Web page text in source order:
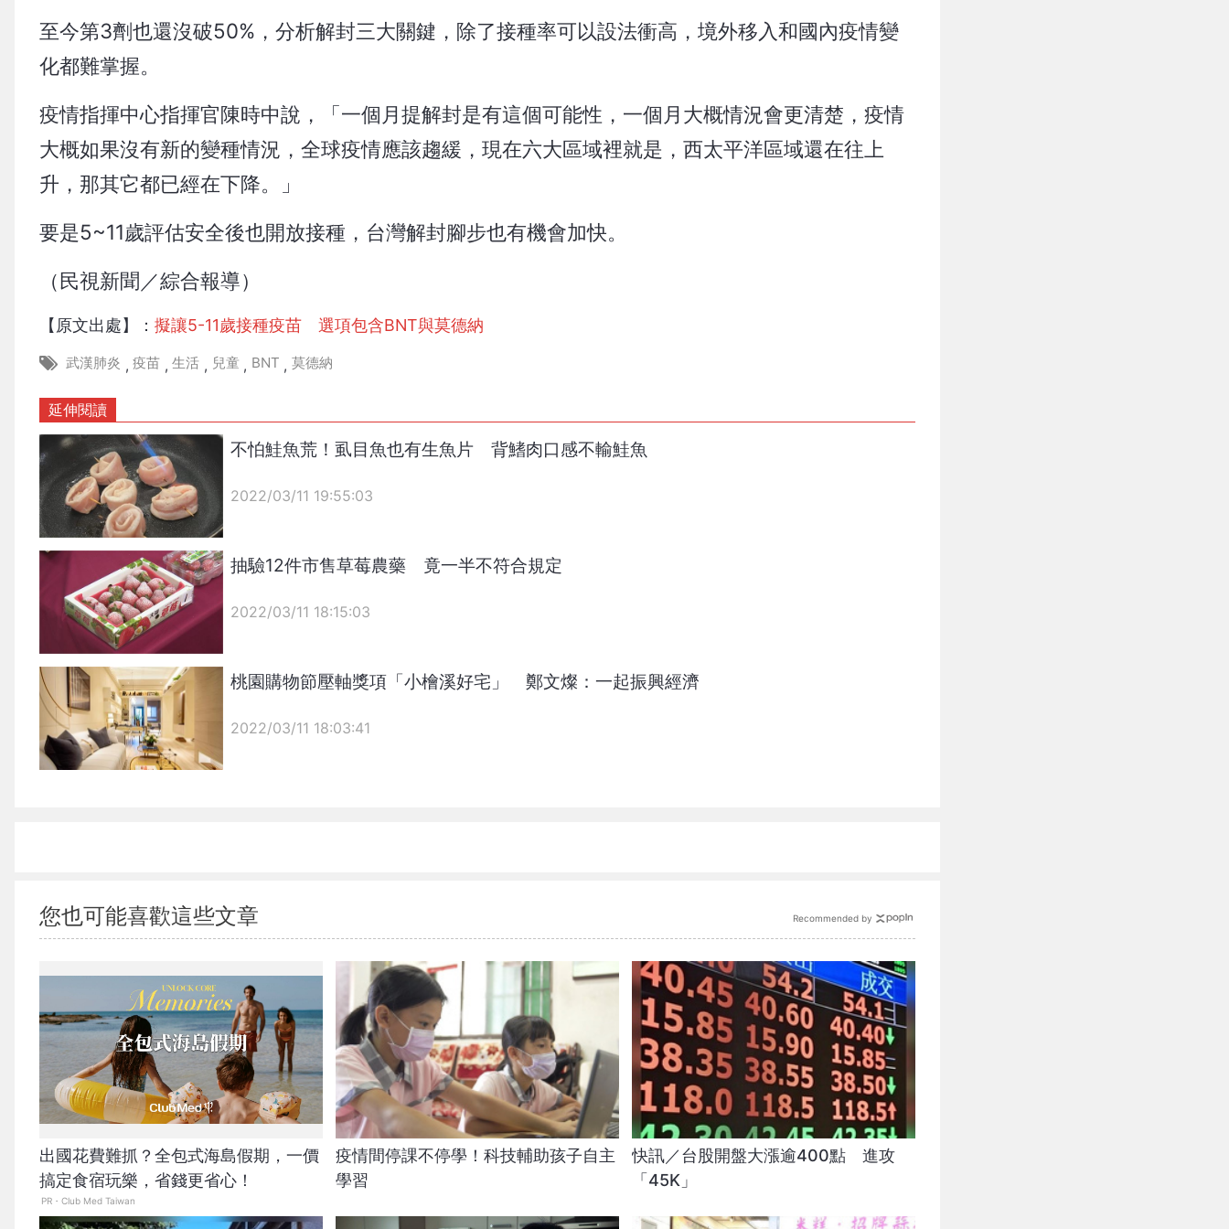
至今第3劑也還沒破50%，分析解封三大關鍵，除了接種率可以設法衝高，境外移入和國內疫情變
化都難掌握。
疫情指揮中心指揮官陳時中說，「一個月提解封是有這個可能性，一個月大概情況會更清楚，疫情
大概如果沒有新的變種情況，全球疫情應該趨緩，現在六大區域裡就是，西太平洋區域還在往上
升，那其它都已經在下降。」
要是5~11歲評估安全後也開放接種，台灣解封腳步也有機會加快。
（民視新聞／綜合報導）
【原文出處】：擬讓5-11歲接種疫苗 選項包含BNT與莫德納
武漢肺炎 , 疫苗 , 生活 , 兒童 , BNT , 莫德納
延伸閱讀
{PLAYICON}
不怕鮭魚荒！虱目魚也有生魚片 背鰭肉口感不輸鮭魚
2022/03/11 19:55:03
{PLAYICON}
抽驗12件市售草莓農藥 竟一半不符合規定
2022/03/11 18:15:03
桃園購物節壓軸獎項「小檜溪好宅」 鄭文燦：一起振興經濟
2022/03/11 18:03:41
您也可能喜歡這些文章
出國花費難抓？全包式海島假期，一價
搞定食宿玩樂，省錢更省心！
PR・Club Med Taiwan
疫情間停課不停學！科技輔助孩子自主
學習
快訊／台股開盤大漲逾400點 進攻
「45K」
Recommended by